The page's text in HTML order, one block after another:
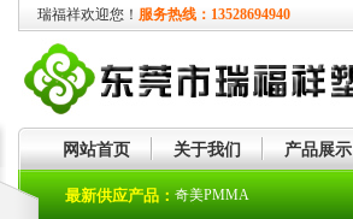
瑞福祥欢迎您！ 服务热线：13528694940
网站首页 关于我们 产品展示
最新供应产品： 奇美PMMA
奇美PC+ABS合金